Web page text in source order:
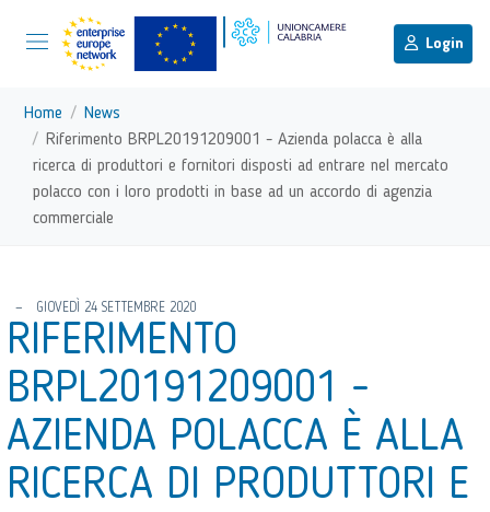
Vai ai contenuti
Login
torna al menu di scelta rapida
Menu di navigazione principale
Home
News
Riferimento BRPL20191209001 - Azienda polacca è alla
ricerca di produttori e fornitori disposti ad entrare nel mercato
polacco con i loro prodotti in base ad un accordo di agenzia
commerciale
GIOVEDÌ 24 SETTEMBRE 2020
RIFERIMENTO
BRPL20191209001 -
AZIENDA POLACCA È ALLA
RICERCA DI PRODUTTORI E